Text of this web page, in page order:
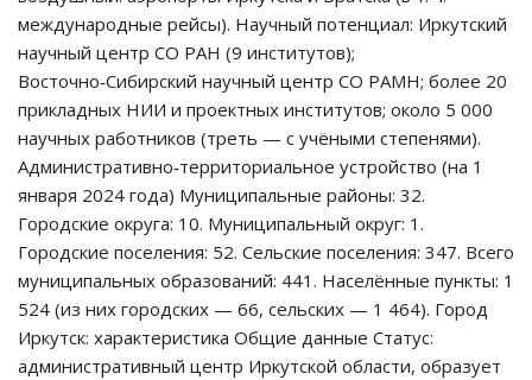
международные рейсы). Научный потенциал: Иркутский
научный центр СО РАН (9 институтов);
Восточно‑Сибирский научный центр СО РАМН; более 20
прикладных НИИ и проектных институтов; около 5 000
научных работников (треть — с учёными степенями).
Административно‑территориальное устройство (на 1
января 2024 года) Муниципальные районы: 32.
Городские округа: 10. Муниципальный округ: 1.
Городские поселения: 52. Сельские поселения: 347. Всего
муниципальных образований: 441. Населённые пункты: 1
524 (из них городских — 66, сельских — 1 464). Город
Иркутск: характеристика Общие данные Статус:
административный центр Иркутской области, образует